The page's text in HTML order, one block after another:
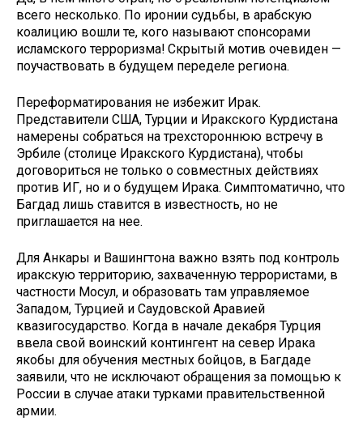
всего несколько. По иро­нии судьбы, в арабскую
коалицию вошли те, кого называют спонсора­ми
исламского терроризма! Скры­тый мотив очевиден —
поучаство­вать в будущем переделе региона.
Переформатирования не избежит Ирак.
Представители США, Турции и Иракского Курдистана
намерены со­браться на трехстороннюю встречу в
Эрбиле (столице Иракского Курди­стана), чтобы
договориться не толь­ко о совместных действиях
против ИГ, но и о будущем Ирака. Симп­томатично, что
Багдад лишь ставит­ся в известность, но не
приглашается на нее.
Для Анкары и Вашингтона важ­но взять под контроль
иракскую территорию, захваченную терро­ристами, в
частности Мосул, и об­разовать там управляемое
Западом, Турцией и Саудовской Аравией
квазигосударство. Когда в начале дека­бря Турция
ввела свой воинский контингент на север Ирака
якобы для обучения местных бойцов, в Багдаде
заявили, что не исключают обращения за помощью к
России в случае атаки турками правитель­ственной
армии.